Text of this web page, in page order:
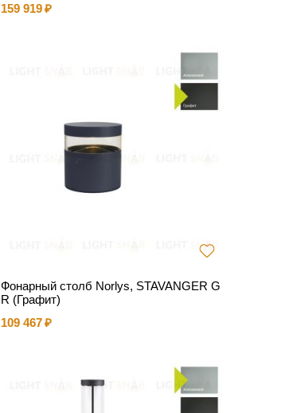
159 919
Фонарный столб Norlys, STAVANGER G
R (Графит)
109 467